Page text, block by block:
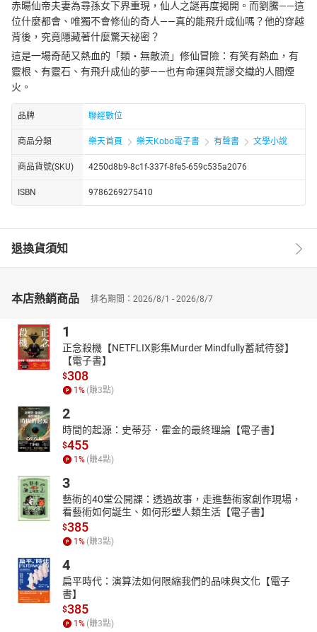
赤暘仙帝夫妻為尋孫女下界重現，仙人之謎再度揭開。而劉騰——這
位什麼都會、唯獨不會修仙的奇人——真的能飛升成仙嗎？他的穿越
背後，究竟隱藏著什麼驚天祕密？
這是一場奇葩又熱血的「類‧無敵流」修仙冒險：有笑有熱血，有
靈根、有靈石、有飛升成仙的夢——也有命運與荒謬交織的人間煙
火。
品牌 聯經數位
商品分類 樂天首頁 樂天Kobo電子書 有聲書 文學小說
商品貨號(SKU) 4250d8b9-8c1f-337f-8fe5-659c535a2076
ISBN 9786269275410
退換貨須知
本店熱銷商品 排名期間：2026/8/1 - 2026/8/7
1
正念殺機【NETFLIX影集Murder Mindfully蓄弒待發】
【電子書】
$308
1 % (賺3點)
2
時間的起源：史蒂芬．霍金的最終理論【電子書】
$455
1 % (賺4點)
3
藝術的40堂公開課：透過故事，走進藝術家創作現場，
看藝術如何誕生、如何形塑人類生活【電子書】
$385
1 % (賺3點)
4
扁平時代：演算法如何限縮我們的品味與文化【電子
書】
$385
1 % (賺3點)